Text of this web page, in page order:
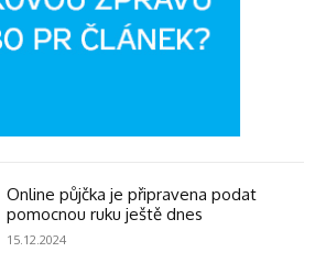
Online půjčka je připravena podat
pomocnou ruku ještě dnes
15.12.2024